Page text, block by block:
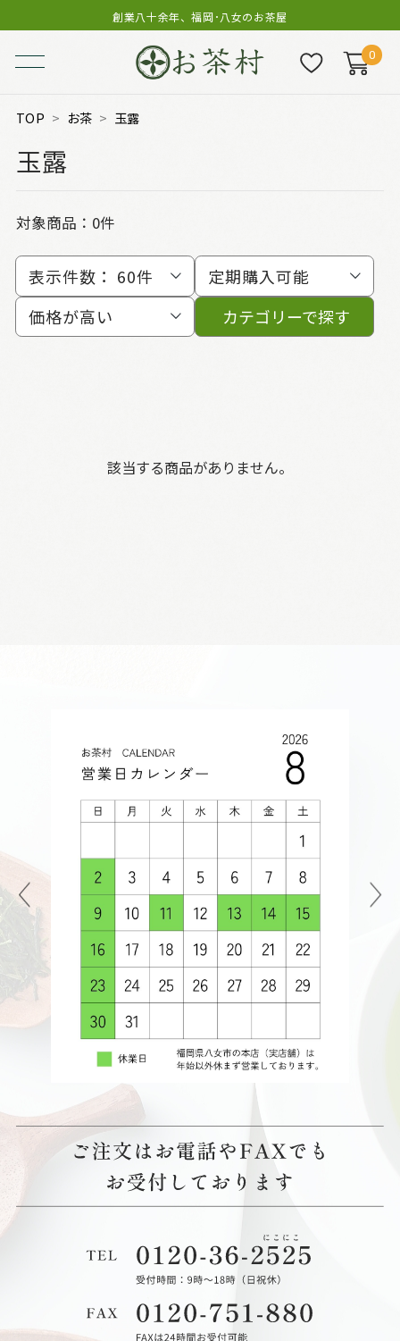
創業八十余年、福岡･八女のお茶屋
0
TOP お茶 玉露
玉露
対象商品：0件
表示件数： 60件
定期購入可能
価格が高い
カテゴリーで探す
該当する商品がありません。